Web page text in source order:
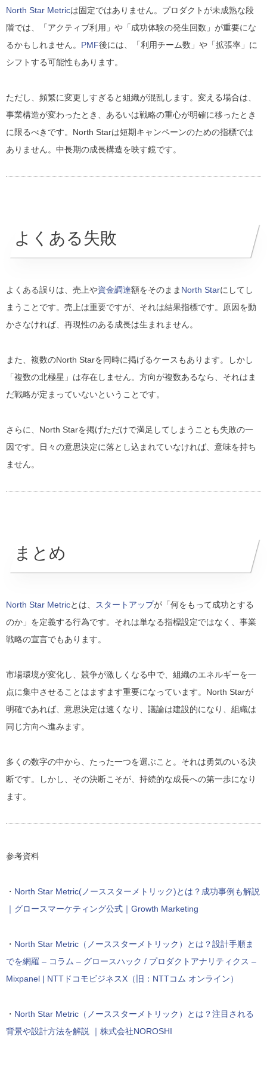
North Star Metricは固定ではありません。プロダクトが未成熟な段
階では、「アクティブ利用」や「成功体験の発生回数」が重要にな
るかもしれません。 PMF後には、「利用チーム数」や「拡張率」に
シフトする可能性もあります。
ただし、頻繁に変更しすぎると組織が混乱します。変える場合は、
事業構造が変わったとき、あるいは戦略の重心が明確に移ったとき
に限るべきです。North Starは短期キャンペーンのための指標では
ありません。中長期の成長構造を映す鏡です。
よくある失敗
よくある誤りは、売上や資金調達額をそのまま North Starにしてし
まうことです。売上は重要ですが、それは結果指標です。原因を動
かさなければ、再現性のある成長は生まれません。
また、複数のNorth Starを同時に掲げるケースもあります。しかし
「複数の北極星」は存在しません。方向が複数あるなら、それはま
だ戦略が定まっていないということです。
さらに、North Starを掲げただけで満足してしまうことも失敗の一
因です。日々の意思決定に落とし込まれていなければ、意味を持ち
ません。
まとめ
North Star Metricとは、 スタートアップが「何をもって成功とする
のか」を定義する行為です。それは単なる指標設定ではなく、事業
戦略の宣言でもあります。
市場環境が変化し、競争が激しくなる中で、組織のエネルギーを一
点に集中させることはますます重要になっています。North Starが
明確であれば、意思決定は速くなり、議論は建設的になり、組織は
同じ方向へ進みます。
多くの数字の中から、たった一つを選ぶこと。それは勇気のいる決
断です。しかし、その決断こそが、持続的な成長への第一歩になり
ます。
参考資料
・ North Star Metric(ノーススターメトリック)とは？成功事例も解説
｜グロースマーケティング公式｜Growth Marketing
・ North Star Metric（ノーススターメトリック）とは？設計手順ま
でを網羅 – コラム – グロースハック / プロダクトアナリティクス –
Mixpanel | NTTドコモビジネスX（旧：NTTコム オンライン）
・ North Star Metric（ノーススターメトリック）とは？注目される
背景や設計方法を解説 ｜株式会社NOROSHI